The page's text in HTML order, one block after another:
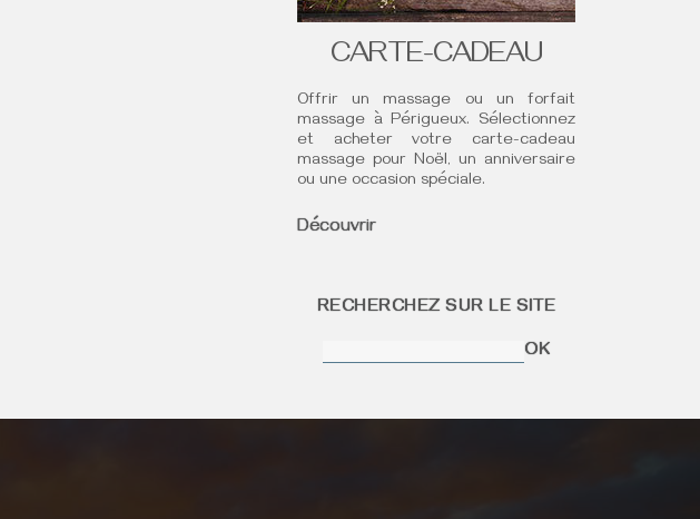
CARTE-CADEAU
Offrir un massage ou un forfait
massage à Périgueux. Sélectionnez
et acheter votre carte-cadeau
massage pour Noël, un anniversaire
ou une occasion spéciale.
Découvrir
RECHERCHEZ SUR LE SITE
OK